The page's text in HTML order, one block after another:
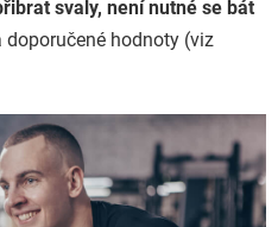
svaly, není nutné se bát
doporučené hodnoty (viz